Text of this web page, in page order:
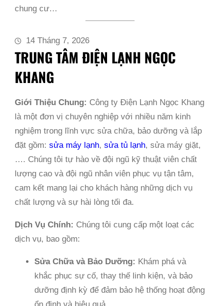
chung cư…
14 Tháng 7, 2026
TRUNG TÂM ĐIỆN LẠNH NGỌC
KHANG
Giới Thiệu Chung: Công ty Điện Lạnh Ngọc Khang
là một đơn vị chuyên nghiệp với nhiều năm kinh
nghiệm trong lĩnh vực sửa chữa, bảo dưỡng và lắp
đặt gồm: sửa máy lạnh, sửa tủ lạnh, sửa máy giặt,
…. Chúng tôi tự hào về đội ngũ kỹ thuật viên chất
lượng cao và đội ngũ nhân viên phục vụ tận tâm,
cam kết mang lại cho khách hàng những dịch vụ
chất lượng và sự hài lòng tối đa.
Dịch Vụ Chính: Chúng tôi cung cấp một loạt các
dịch vụ, bao gồm:
Sửa Chữa và Bảo Dưỡng: Khám phá và
khắc phục sự cố, thay thế linh kiện, và bảo
dưỡng định kỳ để đảm bảo hệ thống hoạt động